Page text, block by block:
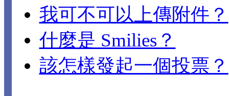
我可不可以上傳附件？
什麼是 Smilies？
該怎樣發起一個投票？